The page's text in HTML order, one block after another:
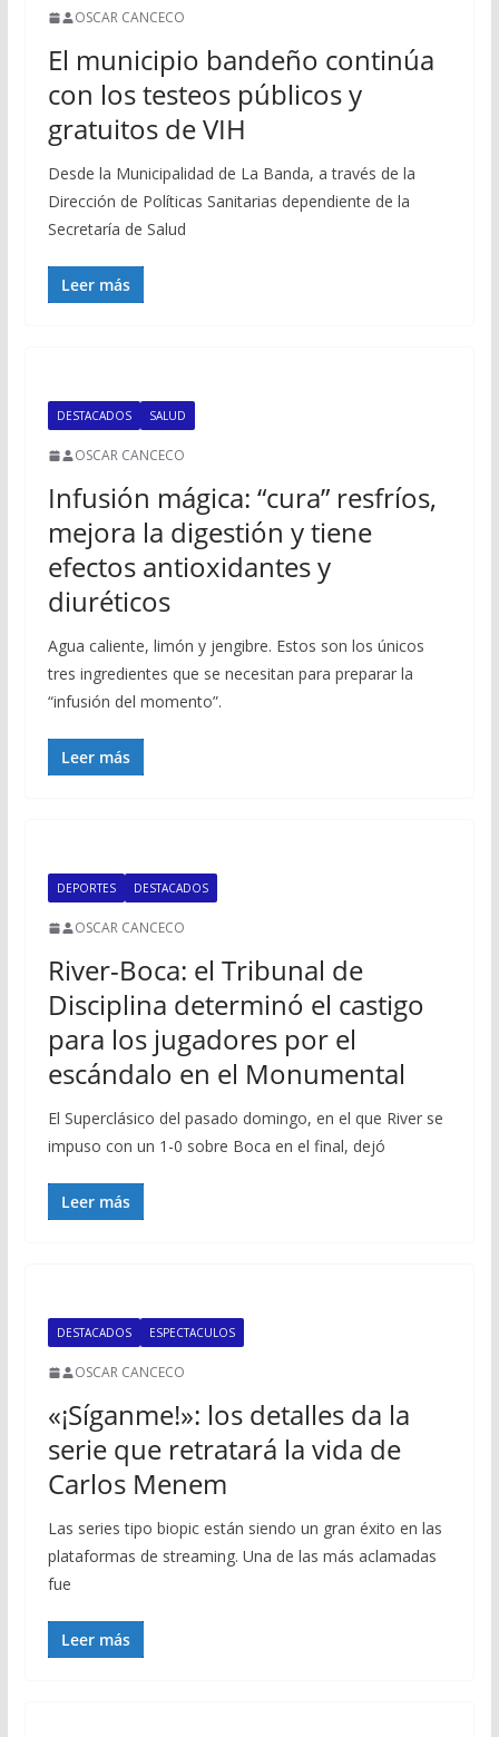
OSCAR CANCECO
El municipio bandeño continúa
con los testeos públicos y
gratuitos de VIH
Desde la Municipalidad de La Banda, a través de la
Dirección de Políticas Sanitarias dependiente de la
Secretaría de Salud
Leer más
DESTACADOS SALUD
OSCAR CANCECO
Infusión mágica: “cura” resfríos,
mejora la digestión y tiene
efectos antioxidantes y
diuréticos
Agua caliente, limón y jengibre. Estos son los únicos
tres ingredientes que se necesitan para preparar la
“infusión del momento”.
Leer más
DEPORTES DESTACADOS
OSCAR CANCECO
River-Boca: el Tribunal de
Disciplina determinó el castigo
para los jugadores por el
escándalo en el Monumental
El Superclásico del pasado domingo, en el que River se
impuso con un 1-0 sobre Boca en el final, dejó
Leer más
DESTACADOS ESPECTACULOS
OSCAR CANCECO
«¡Síganme!»: los detalles da la
serie que retratará la vida de
Carlos Menem
Las series tipo biopic están siendo un gran éxito en las
plataformas de streaming. Una de las más aclamadas
fue
Leer más